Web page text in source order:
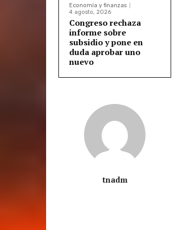
Economía y finanzas
4 agosto, 2026
Congreso rechaza
informe sobre
subsidio y pone en
duda aprobar uno
nuevo
tnadm